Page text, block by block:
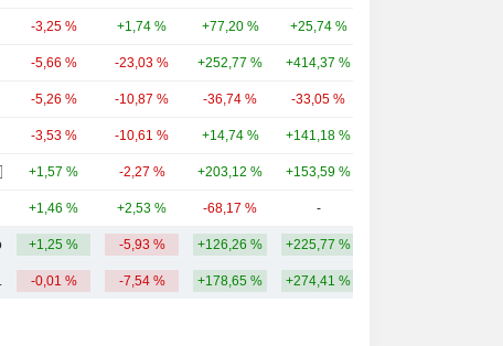
-3,25 % +1,74 % +77,20 % +25,74 %
-5,66 % -23,03 % +252,77 % +414,37 %
-5,26 % -10,87 % -36,74 % -33,05 %
-3,53 % -10,61 % +14,74 % +141,18 %
+1,57 % -2,27 % +203,12 % +153,59 %
+1,46 % +2,53 % -68,17 % -
+1,25 % -5,93 % +126,26 % +225,77 %
-0,01 % -7,54 % +178,65 % +274,41 %